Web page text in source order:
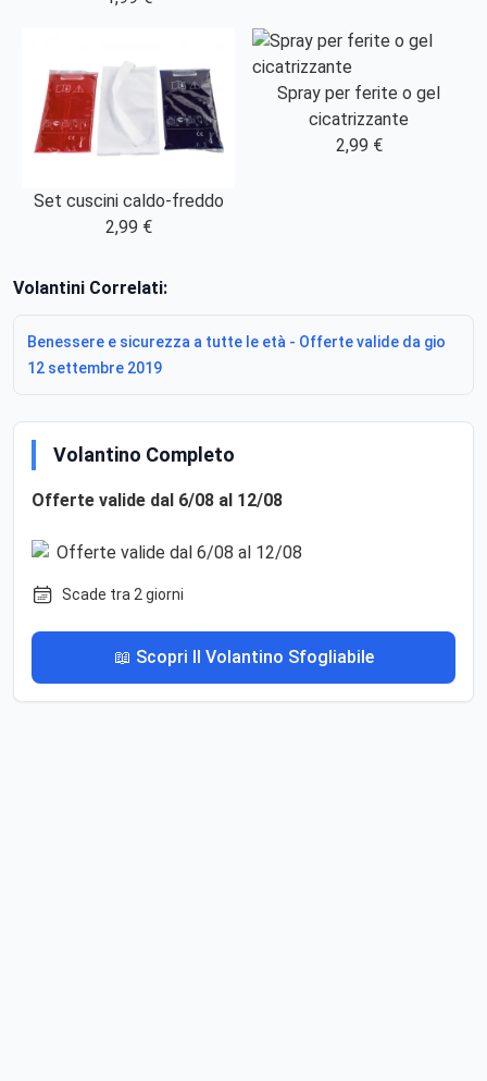
Set cuscini caldo-freddo
2,99 €
Spray per ferite o gel
cicatrizzante
2,99 €
Volantini Correlati:
Benessere e sicurezza a tutte le età - Offerte valide da gio
12 settembre 2019
Volantino Completo
Offerte valide dal 6/08 al 12/08
Scade tra 2 giorni
📖 Scopri Il Volantino Sfogliabile